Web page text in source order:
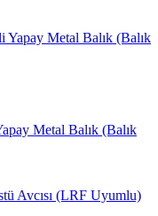
Metal Balık (Balık